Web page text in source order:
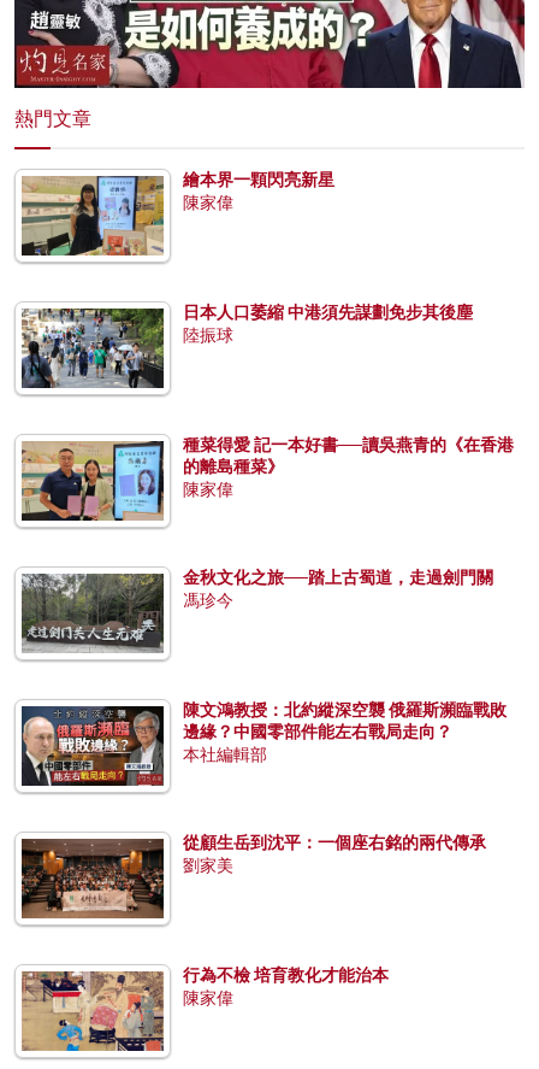
熱門文章
繪本界一顆閃亮新星
陳家偉
日本人口萎縮 中港須先謀劃免步其後塵
陸振球
種菜得愛 記一本好書──讀吳燕青的《在香港
的離島種菜》
陳家偉
金秋文化之旅──踏上古蜀道，走過劍門關
馮珍今
陳文鴻教授：北約縱深空襲 俄羅斯瀕臨戰敗
邊緣？中國零部件能左右戰局走向？
本社編輯部
從顧生岳到沈平：一個座右銘的兩代傳承
劉家美
行為不檢 培育教化才能治本
陳家偉